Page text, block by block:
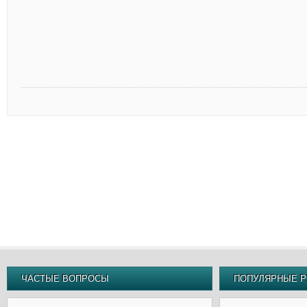
ЧАСТЫЕ ВОПРОСЫ ПОПУЛЯРНЫЕ